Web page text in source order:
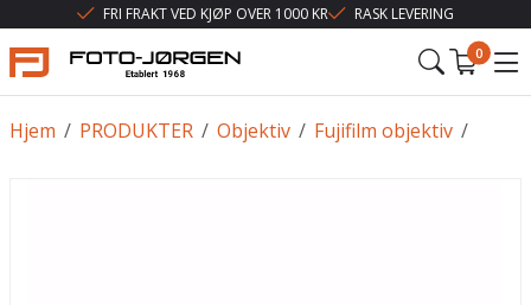
FRI FRAKT VED KJØP OVER 1000 KR RASK LEVERING
0
/
Hjem /
PRODUKTER /
Objektiv /
Fujifilm objektiv